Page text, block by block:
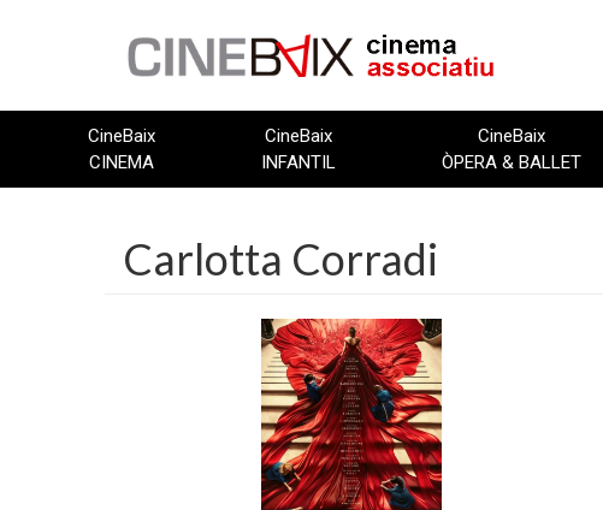
CineBaix
CINEMA
CineBaix
INFANTIL
CineBaix
ÒPERA & BALLET
Carlotta Corradi